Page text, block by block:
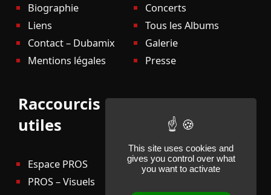
Biographie
Liens
Contact – Dubamix
Mentions légales
Concerts
Tous les Albums
Galerie
Presse
Raccourcis
utiles
Espace PROS
PROS – Visuels
This site uses cookies and
gives you control over what
you want to activate